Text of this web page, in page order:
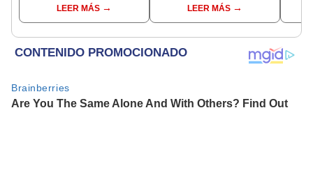
veranos más fríos de la
historia: sigue bajo
LEER MÁS LEER MÁS